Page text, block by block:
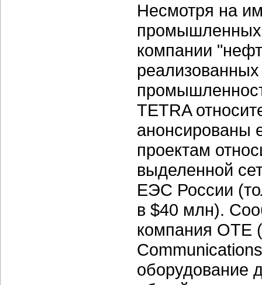
Несмотря на
компании
TETRA
анонсированы
проектам
выделенной
ЕЭС России
в $40 млн).
компания OTE
оборудование